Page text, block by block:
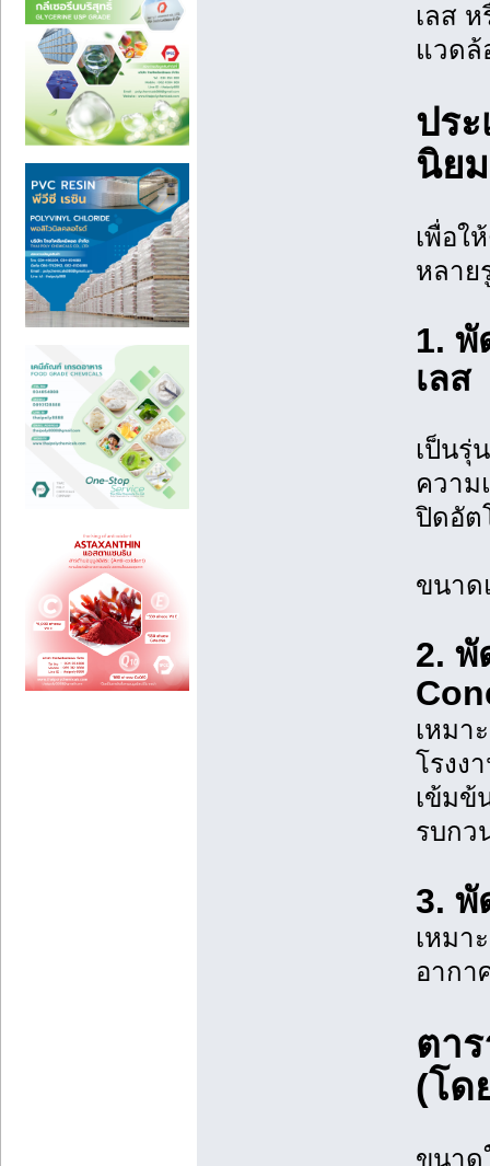
เลส
แวดล้
ปร
นิยม
เพื่อใ
หลาย
1. พั
เลส
เป็นรุ่
ความ
ปิดอัต
ขนาด
2. พั
เหมา
โรงง
เข้มข้
รบกว
3. พั
เหมา
อากา
ตา
(โด
ขนาด